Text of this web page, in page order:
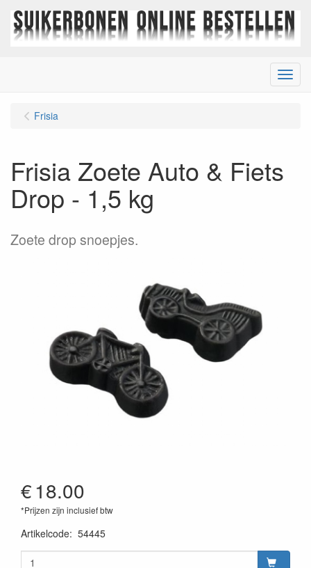
Menu
Frisia
Frisia Zoete Auto & Fiets
Drop - 1,5 kg
Zoete drop snoepjes.
€18.00
*Prijzen zijn inclusief btw
Artikelcode: 54445